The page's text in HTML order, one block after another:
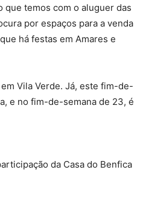
que temos com o aluguer das
por espaços para a venda
há festas em Amares e
Vila Verde. Já, este fim-de-
e no fim-de-semana de 23, é
da Casa do Benfica